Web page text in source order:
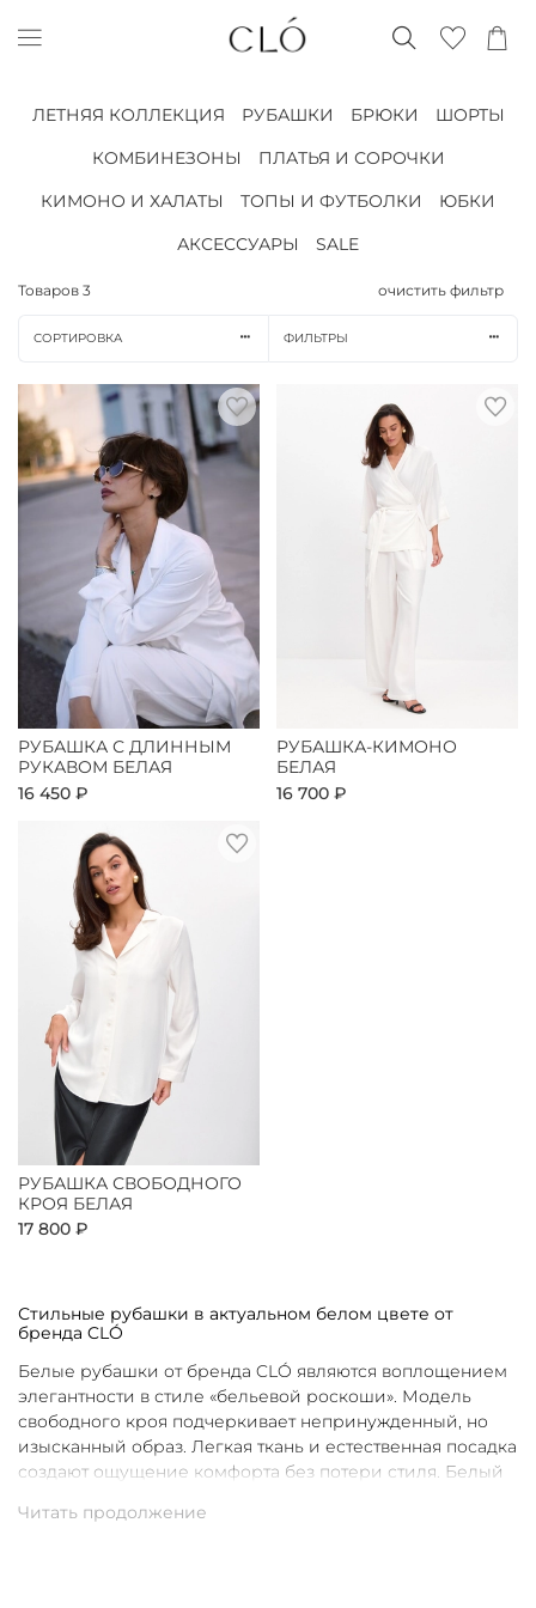
ЛЕТНЯЯ КОЛЛЕКЦИЯ РУБАШКИ БРЮКИ
ШОРТЫ
КОМБИНЕЗОНЫ
ПЛАТЬЯ И СОРОЧКИ
КИМОНО И ХАЛАТЫ
ТОПЫ И ФУТБОЛКИ
ЮБКИ
АКСЕССУАРЫ
SALE
Товаров 3 очистить фильтр
СОРТИРОВКА ФИЛЬТРЫ
РУБАШКА С ДЛИННЫМ
РУКАВОМ БЕЛАЯ
16 450 ₽
РУБАШКА-КИМОНО
БЕЛАЯ
16 700 ₽
РУБАШКА СВОБОДНОГО
КРОЯ БЕЛАЯ
17 800 ₽
Стильные рубашки в актуальном белом цвете от
бренда CLÓ
Белые рубашки от бренда CLÓ являются воплощением
элегантности в стиле «бельевой роскоши». Модель
свободного кроя подчеркивает непринужденный, но
изысканный образ. Легкая ткань и естественная посадка
создают ощущение комфорта без потери стиля. Белый
чистоты и универсальности. Такая рубашка легко